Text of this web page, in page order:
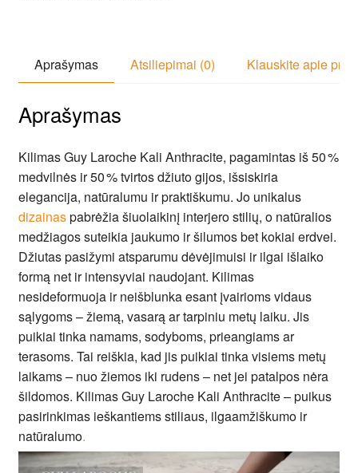
Aprašymas Atsiliepimai (0) Klauskite apie
Aprašymas
Kilimas Guy Laroche Kali Anthracite, pagamintas iš 50 %
medvilnės ir 50 % tvirtos džiuto gijos, išsiskiria
elegancija, natūralumu ir praktiškumu. Jo unikalus
dizainaspabrėžia šiuolaikinį interjero stilių, o natūralios
medžiagos suteikia jaukumo ir šilumos bet kokiai erdvei.
Džiutas pasižymi atsparumu dėvėjimuisi ir ilgai išlaiko
formą net ir intensyviai naudojant. Kilimas
nesideformuoja ir neišblunka esant įvairioms vidaus
sąlygoms – žiemą, vasarą ar tarpiniu metų laiku. Jis
puikiai tinka namams, sodyboms, prieangiams ar
terasoms. Tai reiškia, kad jis puikiai tinka visiems metų
laikams – nuo žiemos iki rudens – net jei patalpos nėra
šildomos. Kilimas Guy Laroche Kali Anthracite – puikus
pasirinkimas ieškantiems stiliaus, ilgaamžiškumo ir
natūralumo.